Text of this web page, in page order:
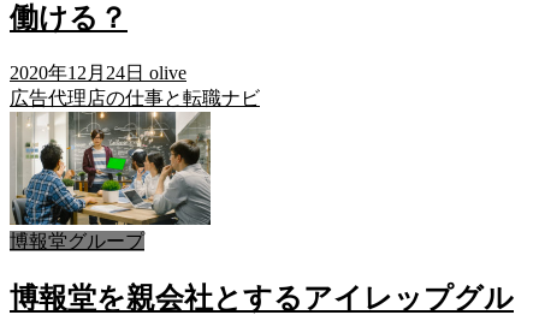
働ける？
2020年12月24日 olive
広告代理店の仕事と転職ナビ
博報堂グループ
博報堂を親会社とするアイレップグル